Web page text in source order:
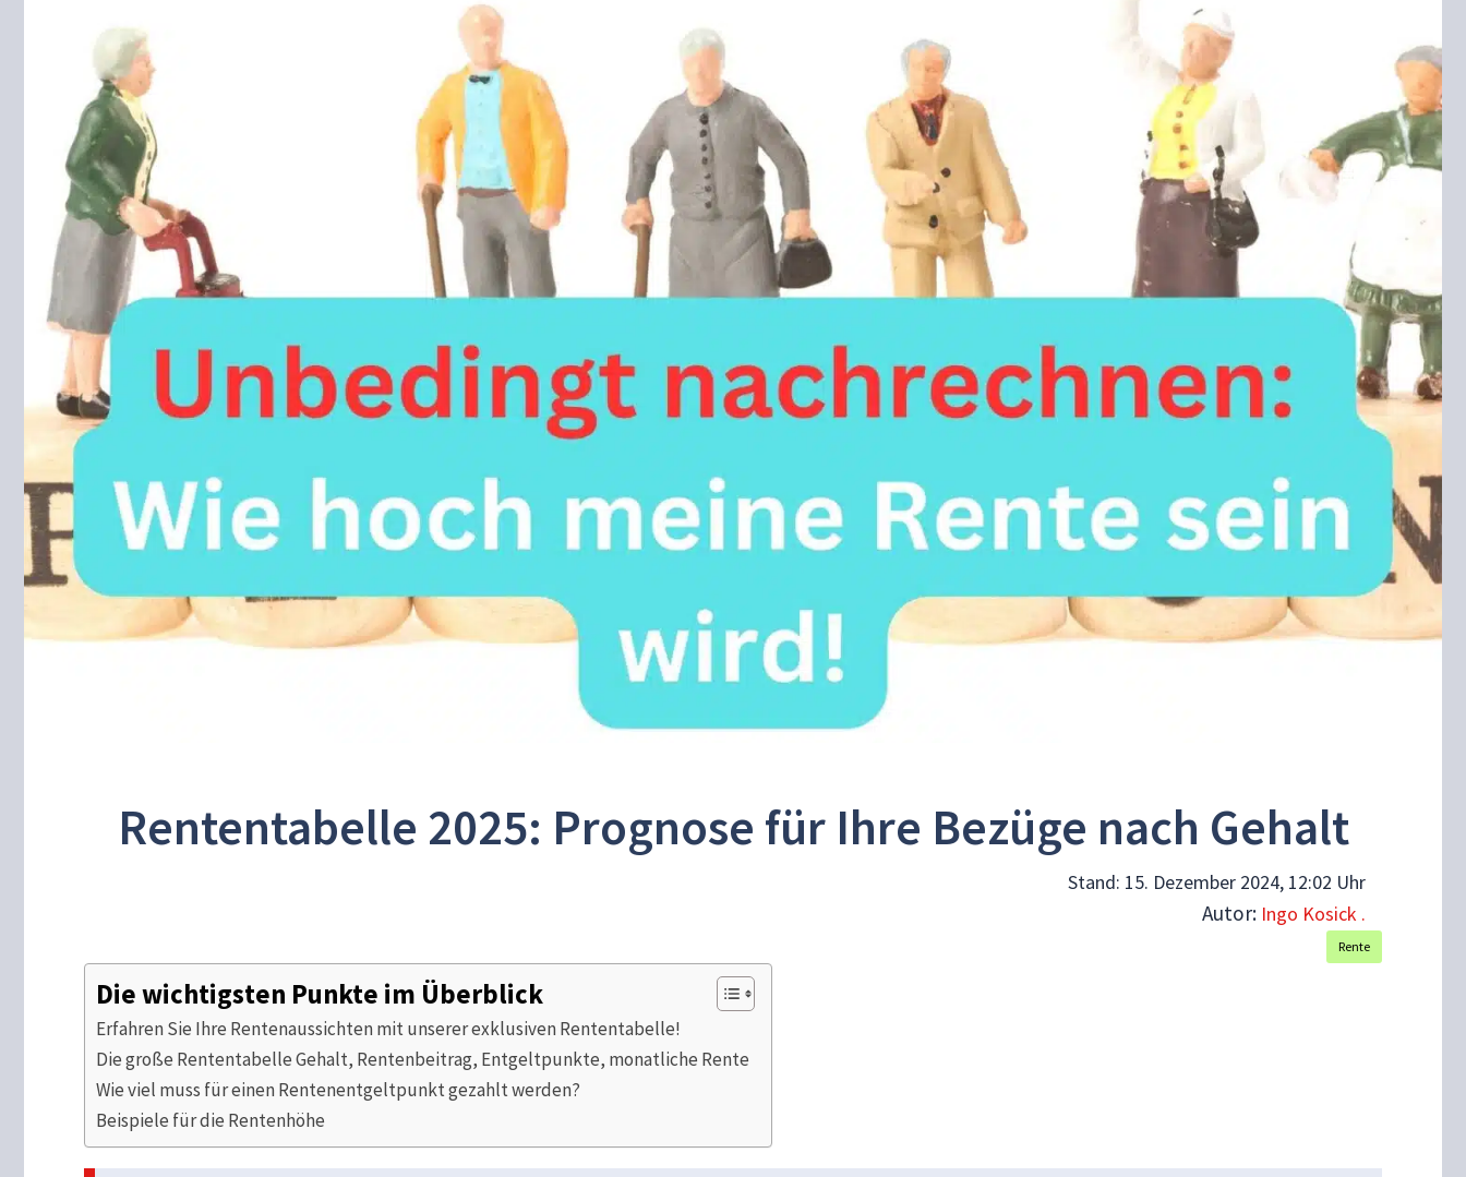
Rententabelle 2025: Prognose für Ihre Bezüge nach Gehalt
Stand: 15. Dezember 2024, 12:02 Uhr
Autor: Ingo Kosick .
Rente
Die wichtigsten Punkte im Überblick
Erfahren Sie Ihre Rentenaussichten mit unserer exklusiven Rententabelle!
Die große Rententabelle Gehalt, Rentenbeitrag, Entgeltpunkte, monatliche Rente
Wie viel muss für einen Rentenentgeltpunkt gezahlt werden?
Beispiele für die Rentenhöhe